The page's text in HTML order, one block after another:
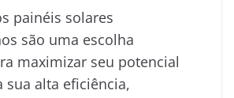
painéis solares
são uma escolha
maximizar seu potencial
sua alta eficiência,